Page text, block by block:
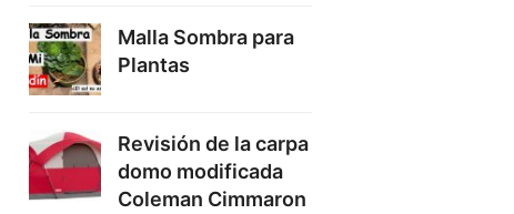
Malla Sombra para
Plantas
Revisión de la carpa
domo modificada
Coleman Cimmaron